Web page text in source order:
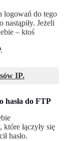
logowań do tego
nastąpiły. Jeżeli
– ktoś
IP.
hasła do FTP
łączyły się
hasło.